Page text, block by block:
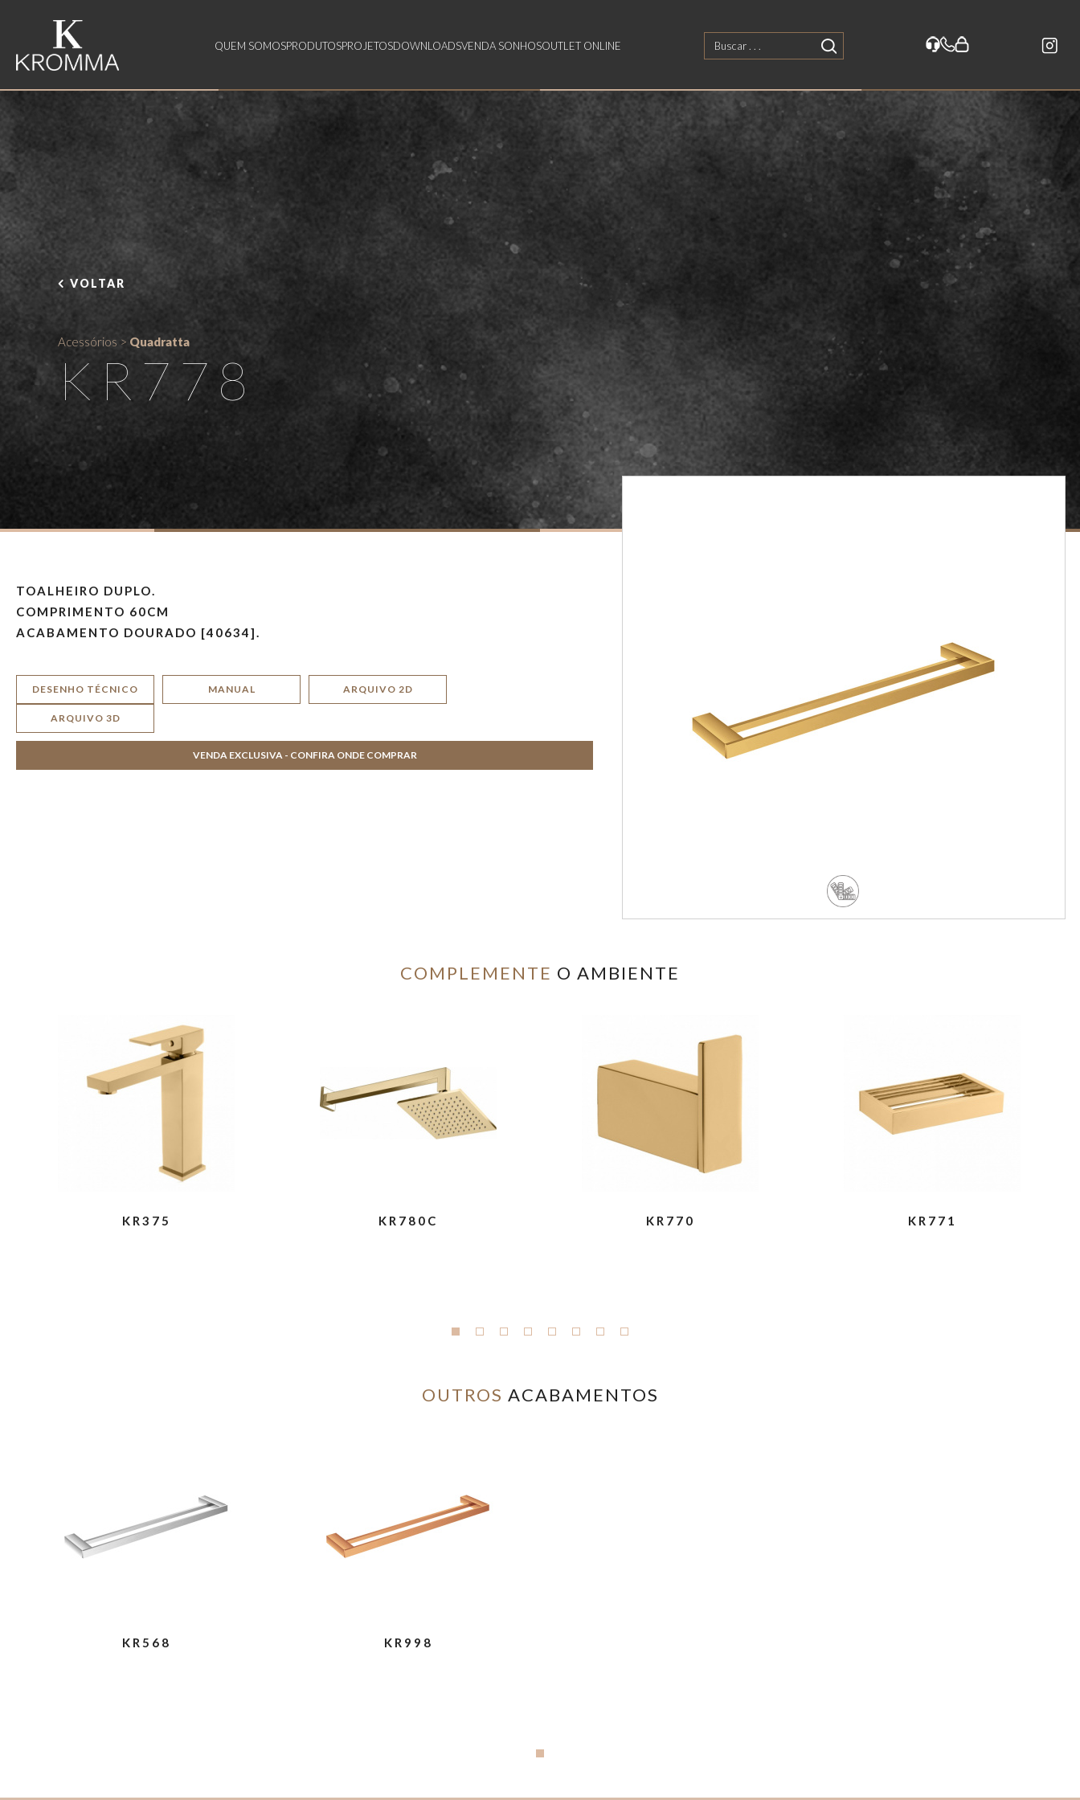
QUEM SOMOSPRODUTOSPROJETOSDOWNLOADSVENDA SONHOSOUTLET ONLINE
VOLTAR
Acessórios > Quadratta
KR778
TOALHEIRO DUPLO.
COMPRIMENTO 60CM
ACABAMENTO DOURADO [40634].
DESENHO TÉCNICO MANUAL ARQUIVO 2D
ARQUIVO 3D
VENDA EXCLUSIVA - CONFIRA ONDE COMPRAR
COMPLEMENTE O AMBIENTE
KR375 KR780C KR770 KR771
OUTROS ACABAMENTOS
KR568 KR998